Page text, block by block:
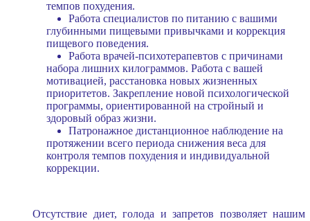
темпов похудения.
Работа специалистов по питанию с вашими
глубинными пищевыми привычками и коррекция
пищевого поведения.
Работа врачей-психотерапевтов с причинами
набора лишних килограммов. Работа с вашей
мотивацией, расстановка новых жизненных
приоритетов. Закрепление новой психологической
программы, ориентированной на стройный и
здоровый образ жизни.
Патронажное дистанционное наблюдение на
протяжении всего периода снижения веса для
контроля темпов похудения и индивидуальной
коррекции.
Отсутствие диет, голода и запретов позволяет нашим